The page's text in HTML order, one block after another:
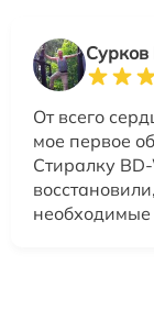
От всего
мое первое
Стиралку